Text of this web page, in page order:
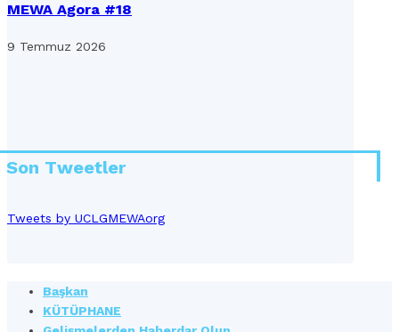
MEWA Agora #18
9 Temmuz 2026
Son Tweetler
Tweets by UCLGMEWAorg
Başkan
KÜTÜPHANE